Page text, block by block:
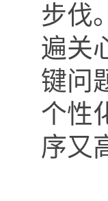
步伐
遍关
键问
个性
序又